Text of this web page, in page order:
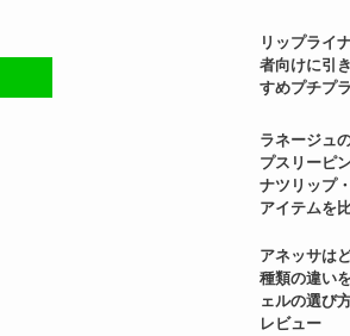
リップライ
者向けに引
すめプチプ
ラネージュ
プスリーピ
ナツリップ
アイテムを
アネッサは
種類の違い
ェルの選び
レビュー